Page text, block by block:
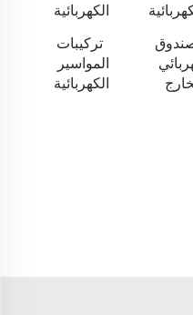
الكهربائية
تركيبات
المواسير
الكهربائية